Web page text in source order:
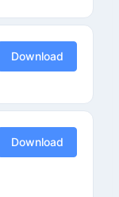
Download
Download